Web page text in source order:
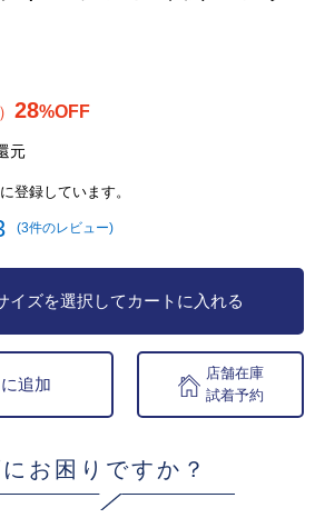
28%OFF
元
登録しています。
(3件のレビュー)
イズを選択してカートに入れる
追加
店舗在庫
試着予約
お困りですか？